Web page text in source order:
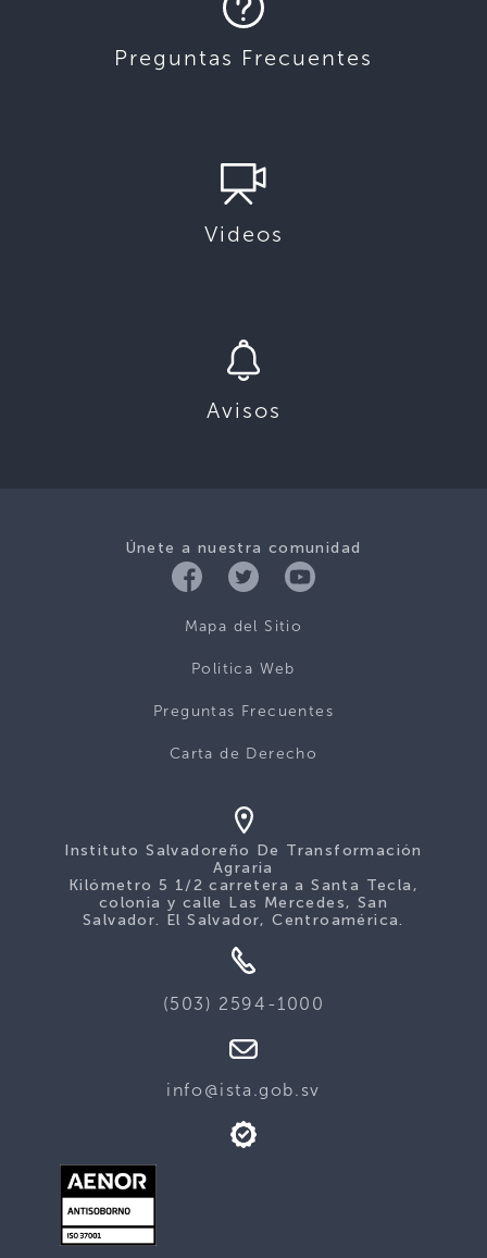
Preguntas Frecuentes
Videos
Avisos
Únete a nuestra comunidad
Mapa del Sitio
Politica Web
Preguntas Frecuentes
Carta de Derecho
Instituto Salvadoreño De Transformación
Agraria
Kilómetro 5 1/2 carretera a Santa Tecla,
colonia y calle Las Mercedes, San
Salvador. El Salvador, Centroamérica.
(503) 2594-1000
info@ista.gob.sv